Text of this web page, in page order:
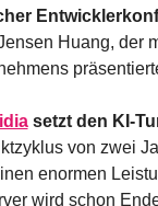
Huang, der
setzt den KI-
von zwei
enormen
wird schon